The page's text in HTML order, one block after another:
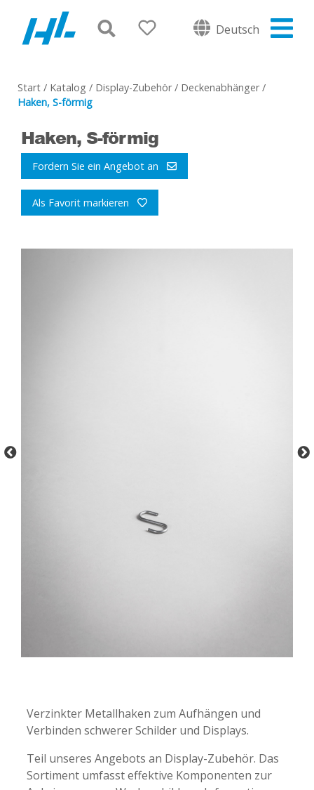
Deutsch
Start / Katalog / Display-Zubehör/ Deckenabhänger/
Haken, S-förmig
Haken, S-förmig
Fordern Sie ein Angebot an
Als Favorit markieren
Verzinkter Metallhaken zum Aufhängen und
Verbinden schwerer Schilder und Displays.
Teil unseres Angebots an Display-Zubehör. Das
Sortiment umfasst effektive Komponenten zur